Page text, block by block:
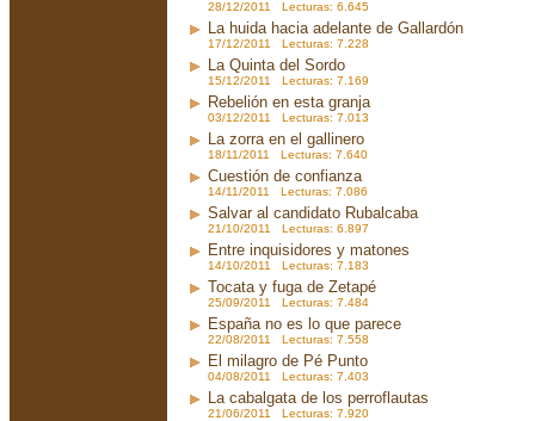
28/12/2011 Lecturas: 6.645
La huida hacia adelante de Gallardón
17/12/2011 Lecturas: 7.228
La Quinta del Sordo
15/12/2011 Lecturas: 7.169
Rebelión en esta granja
03/12/2011 Lecturas: 7.013
La zorra en el gallinero
18/11/2011 Lecturas: 7.640
Cuestión de confianza
14/11/2011 Lecturas: 7.086
Salvar al candidato Rubalcaba
21/10/2011 Lecturas: 6.897
Entre inquisidores y matones
14/10/2011 Lecturas: 7.183
Tocata y fuga de Zetapé
25/09/2011 Lecturas: 7.484
España no es lo que parece
22/08/2011 Lecturas: 7.558
El milagro de Pé Punto
04/08/2011 Lecturas: 7.403
La cabalgata de los perroflautas
21/06/2011 Lecturas: 7.920